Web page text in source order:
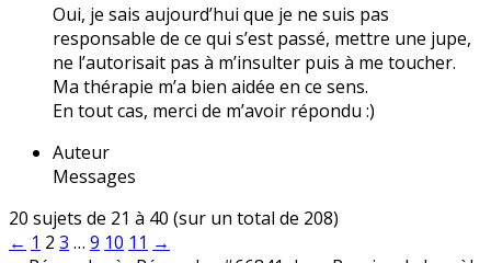
Oui, je sais aujourd’hui que je ne suis pas
responsable de ce qui s’est passé, mettre une jupe,
ne l’autorisait pas à m’insulter puis à me toucher.
Ma thérapie m’a bien aidée en ce sens.
En tout cas, merci de m’avoir répondu :)
Auteur
Messages
20 sujets de 21 à 40 (sur un total de 208)
← 1 2 3 … 9 10 11 →